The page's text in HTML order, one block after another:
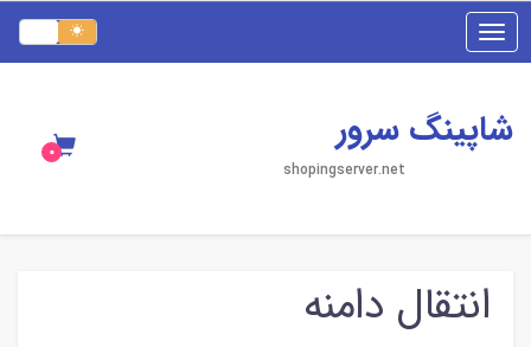
Toggle
navigation
شاپینگ سرور
shopingserver.net
انتقال دامنه